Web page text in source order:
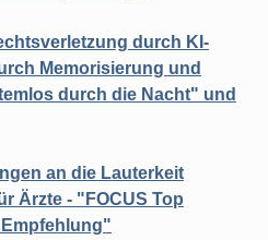
durch KI-
Memorisierung und
durch die Nacht" und
an die Lauterkeit
Ärzte - "FOCUS Top